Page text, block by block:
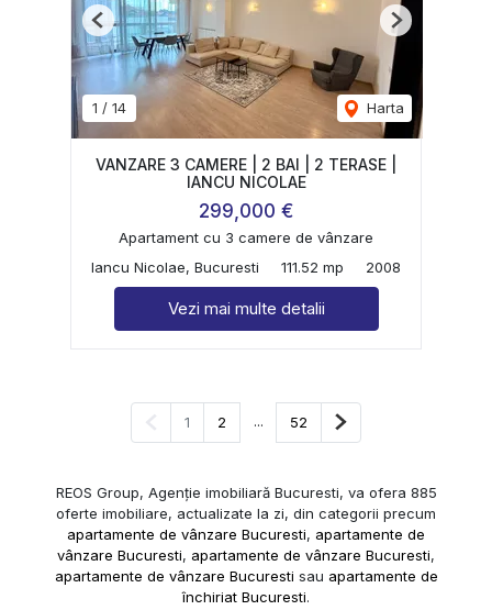
1 / 14 Harta
Previous Next
VANZARE 3 CAMERE | 2 BAI | 2 TERASE |
IANCU NICOLAE
299,000 €
Apartament cu 3 camere de vânzare
Iancu Nicolae, Bucuresti
111.52 mp 2008
Vezi mai multe detalii
Pagina anterioară
1 2 ... 52 Pagina următoare
REOS Group, Agenție imobiliară Bucuresti, va ofera 885
oferte imobiliare, actualizate la zi, din categorii precum
apartamente de vânzare Bucuresti, apartamente de
vânzare Bucuresti, apartamente de vânzare Bucuresti,
apartamente de vânzare Bucuresti sau apartamente de
închiriat Bucuresti.